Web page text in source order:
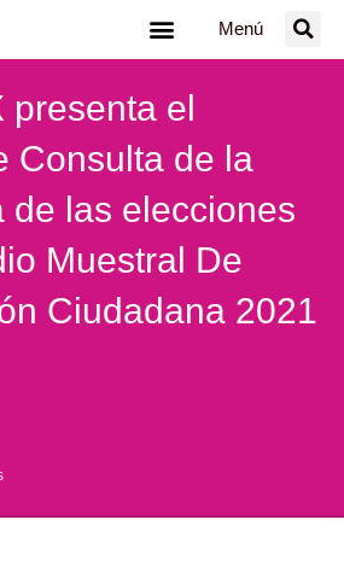
Menú
presenta el
Consulta de la
de las elecciones
Muestral De
Ciudadana 2021